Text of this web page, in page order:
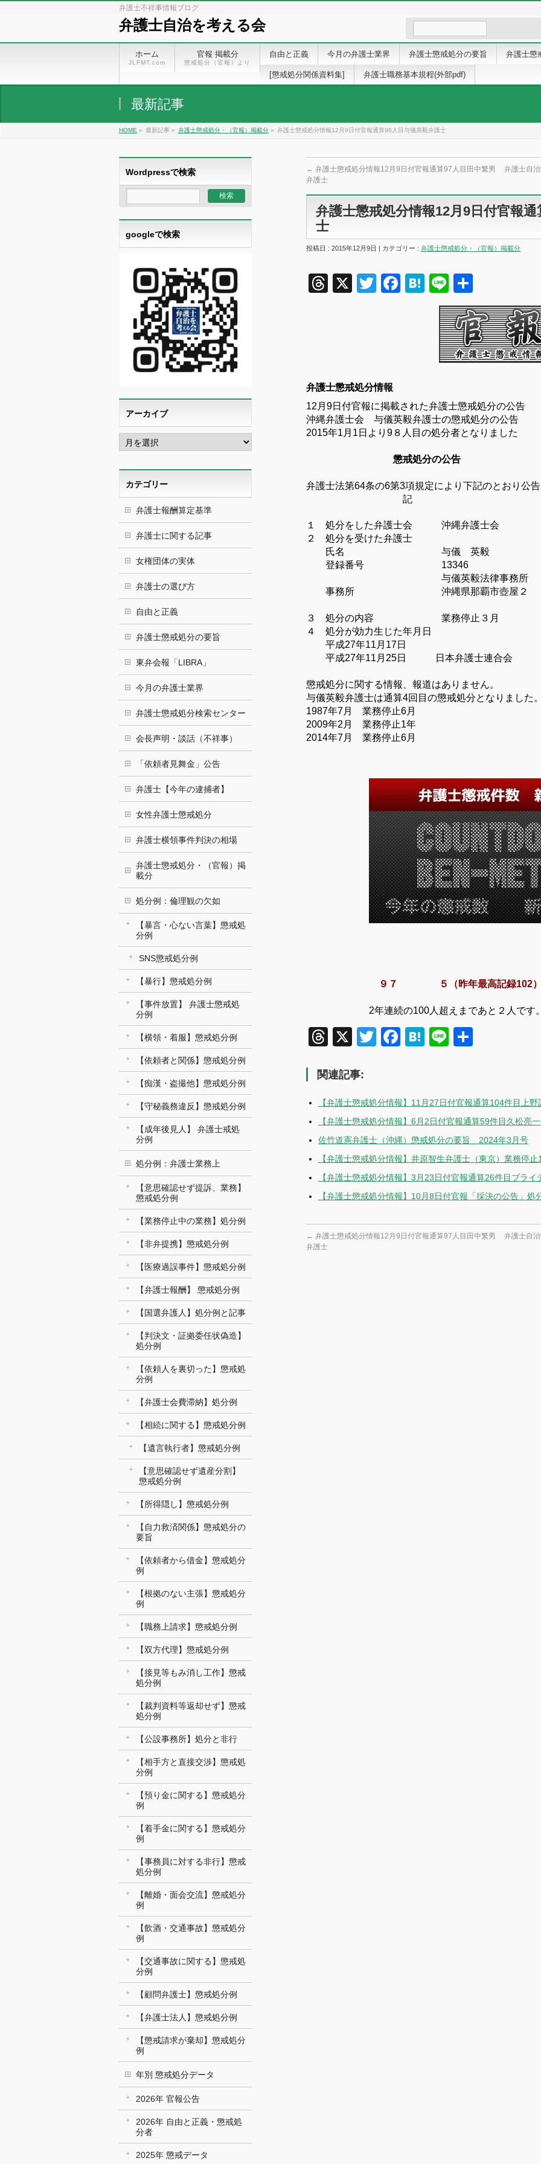
弁護士不祥事情報ブログ
弁護士自治を考える会
ホーム
JLFMT.com
官報 掲載分
懲戒処分（官報）より
自由と正義 今月の弁護士業界 弁護士懲戒処分の要旨 弁護士懲
[懲戒処分関係資料集] 弁護士職務基本規程(外部pdf)
最新記事
HOME » 最新記事 » 弁護士懲戒処分・（官報）掲載分 » 弁護士懲戒処分情報12月9日付官報通算98人目与儀英毅弁護士
← 弁護士懲戒処分情報12月9日付官報通算97人目田中繁男
弁護士
弁護士自
弁護士懲戒処分情報12月9日付官報
士
投稿日 : 2015年12月9日 | カテゴリー : 弁護士懲戒処分・（官報）掲載分
Threads
X TwitterFacebook
Hatena
Line
有
弁護士懲戒処分情報
12月9日付官報に掲載された弁護士懲戒処分の公告
沖縄弁護士会 与儀英毅弁護士の懲戒処分の公告
2015年1 月 1 日より9８人目の処分者となりました
懲戒処分の公告
弁護士法第64条の6第3項規定により下記のとおり公
記
１ 処分をした弁護士会 沖縄弁護士会
２ 処分を受けた弁護士
氏名 与儀 英毅
登録番号 13346
与儀英毅法律事務所
事務所 沖縄県那覇市壺屋２
３ 処分の内容 業務停止３月
４ 処分が効力生じた年月日
平成27年11 月17日
平成27年11 月25日 日本弁護士連合会
懲戒処分に関する情報、報道はありません。
与儀英毅弁護士は通算4回目の懲戒処分となりました
1987年7月 業務停止6月
2009年2月 業務停止1年
2014年7月 業務停止6月
９７ ５ （昨年最高記録102
2年連続の100人超えまであと２人
Threads
X TwitterFacebook
Hatena
Line
関連記事:
【弁護士懲戒処分情報】11月27日付官報通算104件目上
【弁護士懲戒処分情報】6月2日付官報通算59件目久松亮
佐竹道憲弁護士（沖縄）懲戒処分の要旨 2024年3月号
【弁護士懲戒処分情報】井原智生弁護士（東京）業務
【弁護士懲戒処分情報】3月23日付官報通算26件目ブラ
【弁護士懲戒処分情報】10月8日付官報「採決の公告」
← 弁護士懲戒処分情報12月9日付官報通算97人目田中繁男
弁護士
弁護士自
Wordpressで検索
googleで検索
アーカイブ
ア
ー
イ
ブカテゴリー
弁護士報酬算定基準
弁護士に関する記事
女権団体の実体
弁護士の選び方
自由と正義
弁護士懲戒処分の要旨
東弁会報「LIBRA」
今月の弁護士業界
弁護士懲戒処分検索センター
会長声明・談話（不祥事）
「依頼者見舞金」公告
弁護士【今年の逮捕者】
女性弁護士懲戒処分
弁護士横領事件判決の相場
弁護士懲戒処分・（官報）掲
載分
処分例：倫理観の欠如
【暴言・心ない言葉】懲戒処
分例
SNS懲戒処分例
【暴行】懲戒処分例
【事件放置】 弁護士懲戒処
分例
【横領・着服】懲戒処分例
【依頼者と関係】懲戒処分例
【痴漢・盗撮他】懲戒処分例
【守秘義務違反】懲戒処分例
【成年後見人】 弁護士戒処
分例
処分例：弁護士業務上
【意思確認せず提訴、業務】
懲戒処分例
【業務停止中の業務】処分例
【非弁提携】懲戒処分例
【医療過誤事件】懲戒処分例
【弁護士報酬】 懲戒処分例
【国選弁護人】処分例と記事
【判決文・証拠委任状偽造】
処分例
【依頼人を裏切った】懲戒処
分例
【弁護士会費滞納】処分例
【相続に関する】懲戒処分例
【遺言執行者】懲戒処分例
【意思確認せず遺産分割】
懲戒処分例
【所得隠し】懲戒処分例
【自力救済関係】懲戒処分の
要旨
【依頼者から借金】懲戒処分
例
【根拠のない主張】懲戒処分
例
【職務上請求】懲戒処分例
【双方代理】懲戒処分例
【接見等もみ消し工作】懲戒
処分例
【裁判資料等返却せず】懲戒
処分例
【公設事務所】処分と非行
【相手方と直接交渉】懲戒処
分例
【預り金に関する】懲戒処分
例
【着手金に関する】懲戒処分
例
【事務員に対する非行】懲戒
処分例
【離婚・面会交流】懲戒処分
例
【飲酒・交通事故】懲戒処分
例
【交通事故に関する】懲戒処
分例
【顧問弁護士】懲戒処分例
【弁護士法人】懲戒処分例
【懲戒請求が棄却】懲戒処分
例
年別 懲戒処分データ
2026年 官報公告
2026年 自由と正義・懲戒処
分者
2025年 懲戒データ